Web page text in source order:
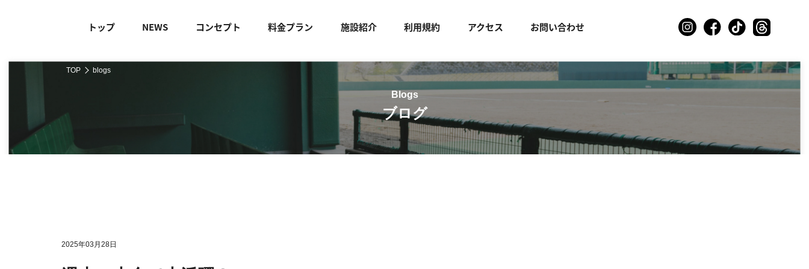
トップ NEWS コンセプト 料金プラン 施設紹介 利用規約 アクセス お問い合わせ
TOP blogs
ブログ
2025年03月28日